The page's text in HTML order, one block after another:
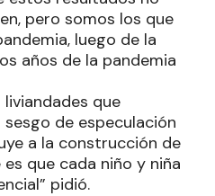
pero somos los que
luego de la
años de la pandemia
que
de especulación
a la construcción de
que cada niño y niña
pidió.